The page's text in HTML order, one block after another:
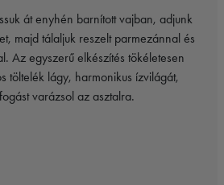
át enyhén barnított vajban, adjunk
majd tálaljuk reszelt parmezánnal és
Az egyszerű elkészítés tökéletesen
töltelék lágy, harmonikus ízvilágát,
varázsol az asztalra.